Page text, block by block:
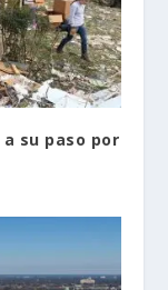
su paso por